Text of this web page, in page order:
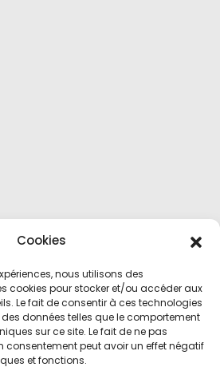
Cookies
nous utilisons des
cookies pour stocker et/ou accéder aux
Le fait de consentir à ces technologies
données telles que le comportement
sur ce site. Le fait de ne pas
consentement peut avoir un effet négatif
et fonctions.